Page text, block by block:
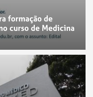
formação de
curso de Medicina